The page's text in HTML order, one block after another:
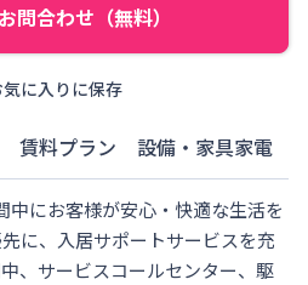
問合わせ（無料）
気に入りに保存
賃料プラン 設備・家具家電
中にお客様が安心・快適な生活を
に、入居サポートサービスを充
、サービスコールセンター、駆